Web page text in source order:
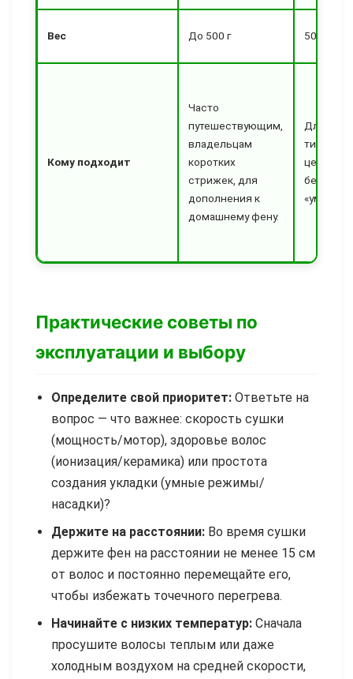
Вес До 500 г 500–600
Кому подходит
Часто
путешествующим,
владельцам
коротких
стрижек, для
дополнения к
домашнему фену.
Для
типами
ценящей
без
«умные»
Практические советы по
эксплуатации и выбору
Определите свой приоритет: Ответьте на
вопрос — что важнее: скорость сушки
(мощность/мотор), здоровье волос
(ионизация/керамика) или простота
создания укладки (умные режимы/
насадки)?
Держите на расстоянии: Во время сушки
держите фен на расстоянии не менее 15 см
от волос и постоянно перемещайте его,
чтобы избежать точечного перегрева.
Начинайте с низких температур: Сначала
просушите волосы теплым или даже
холодным воздухом на средней скорости,